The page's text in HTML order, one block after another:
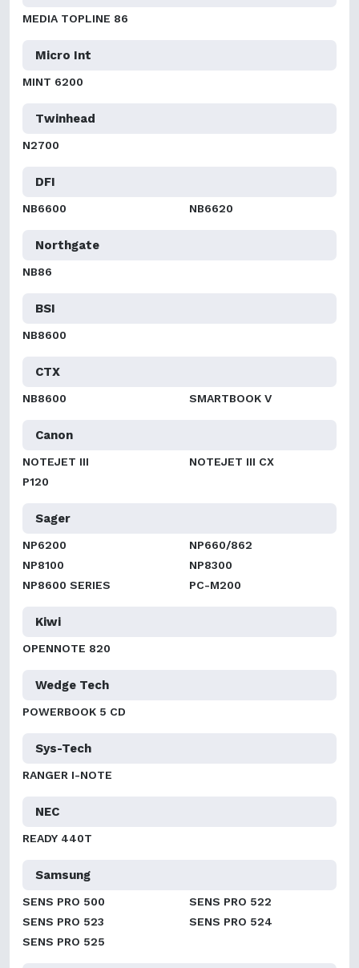
MEDIA TOPLINE 86
Micro Int
MINT 6200
Twinhead
N2700
DFI
NB6600 NB6620
Northgate
NB86
BSI
NB8600
CTX
NB8600 SMARTBOOK V
Canon
NOTEJET III
NOTEJET III CX
P120
Sager
NP6200
NP660/862
NP8100
NP8300
NP8600 SERIES
PC-M200
Kiwi
OPENNOTE 820
Wedge Tech
POWERBOOK 5 CD
Sys-Tech
RANGER I-NOTE
NEC
READY 440T
Samsung
SENS PRO 500
SENS PRO 522
SENS PRO 523
SENS PRO 524
SENS PRO 525